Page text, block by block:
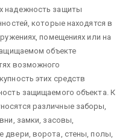
надежность защиты
которые находятся в
помещениях или на
объекте
возможного
этих средств
защищаемого объекта. К
различные заборы,
замки, засовы,
двери, ворота, стены, полы,